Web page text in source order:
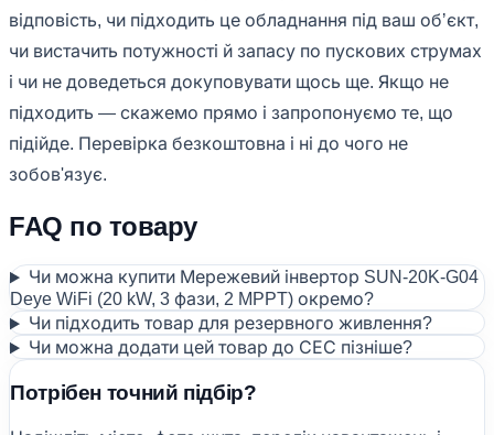
відповість, чи підходить це обладнання під ваш обʼєкт,
чи вистачить потужності й запасу по пускових струмах
і чи не доведеться докуповувати щось ще. Якщо не
підходить — скажемо прямо і запропонуємо те, що
підійде. Перевірка безкоштовна і ні до чого не
зобов'язує.
FAQ по товару
Чи можна купити Мережевий інвертор SUN-20K-G04
Deye WiFi (20 kW, 3 фази, 2 MPPT) окремо?
Чи підходить товар для резервного живлення?
Чи можна додати цей товар до СЕС пізніше?
Потрібен точний підбір?